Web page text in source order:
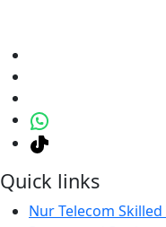
Quick links
Nur Telecom